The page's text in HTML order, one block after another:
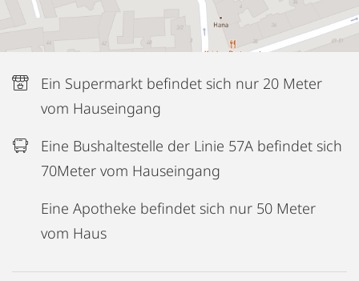
Ein Supermarkt befindet sich nur 20 Meter
vom Hauseingang
Eine Bushaltestelle der Linie 57A befindet sich
70Meter vom Hauseingang
Eine Apotheke befindet sich nur 50 Meter
vom Haus